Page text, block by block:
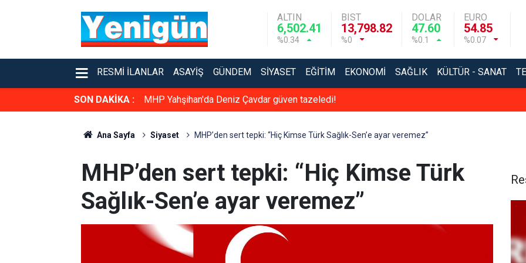
ALTIN
6,502.41
%0.34
BIST
13,798.82
%0
DOLAR
47.60
%0.1
EURO
54.85
%0.07
RESMI İLANLAR ASAYIŞ GÜNDEM SIYASET EĞITIM EKONOMI SAĞLIK KÜLTÜR - SANAT
SON DAKİKA : MHP Yahşihan'da Deniz Çavdar güven tazeledi!
Ana Sayfa Siyaset MHP’den sert tepki: “Hiç Kimse Türk Sağlık-Sen’e ayar veremez”
MHP’den sert tepki: “Hiç Kimse Türk
Sağlık-Sen’e ayar veremez”